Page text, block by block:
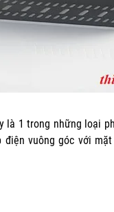
là 1 trong những loại
vuông góc với